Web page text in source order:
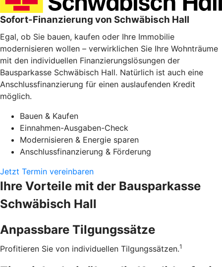
Sofort-Finanzierung von Schwäbisch Hall
Egal, ob Sie bauen, kaufen oder Ihre Immobilie
modernisieren wollen – verwirklichen Sie Ihre Wohnträume
mit den individuellen Finanzierungslösungen der
Bausparkasse Schwäbisch Hall. Natürlich ist auch eine
Anschlussfinanzierung für einen auslaufenden Kredit
möglich.
Bauen & Kaufen
Einnahmen-Ausgaben-Check
Modernisieren & Energie sparen
Anschlussfinanzierung & Förderung
Jetzt Termin vereinbaren
Ihre Vorteile mit der Bausparkasse
Schwäbisch Hall
Anpassbare Tilgungssätze
Profitieren Sie von individuellen Tilgungssätzen.1